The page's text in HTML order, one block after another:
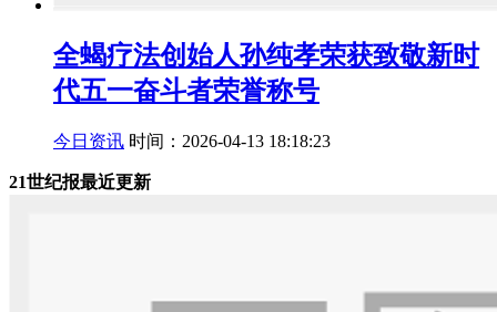
全蝎疗法创始人孙纯孝荣获致敬新时
代五一奋斗者荣誉称号
今日资讯 时间：2026-04-13 18:18:23
21世纪报最近更新